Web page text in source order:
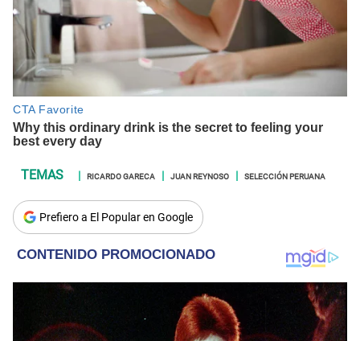
RICARDO GARECA JUAN REYNOSO SELECCIÓN PERUANA
Prefiero a El Popular en Google